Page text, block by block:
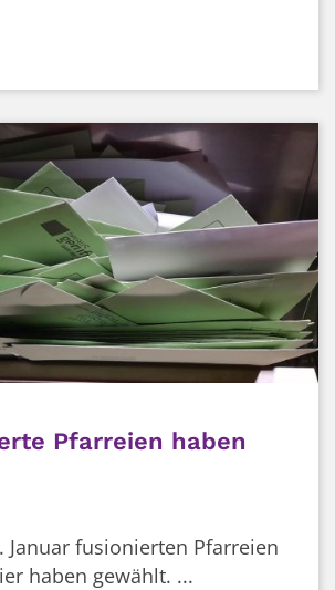
Pfarreien haben
Januar fusionierten Pfarreien
haben gewählt. ...